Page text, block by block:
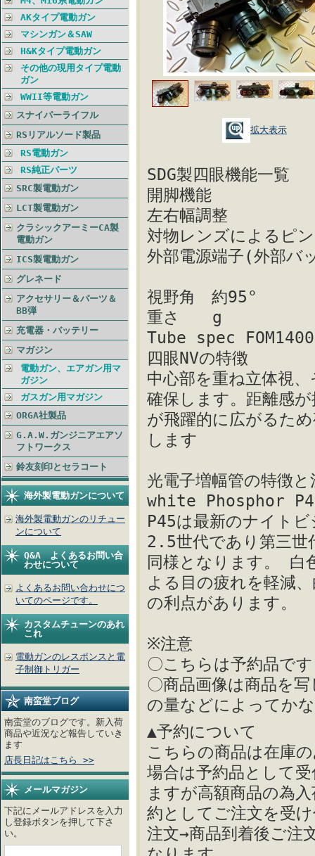
AKタイプ電動ガン
マシンガン＆SAW
H&Kタイプ電動ガン
その他の現用タイプ電動
ガン
WWII等電動ガン
スナイパーライフル
RSリアルソード製品
RS電動ガン
RS純正パーツ
SRC製電動ガン
LCT製電動ガン
クラシックアーミーCA製
電動ガン
ICS製電動ガン
グレネード
アクセサリー＆パーツ＆
BB弾
充電器・バッテリー
マガジン
電動ガン、エアガン用マ
ガジン
ガスガン用マガジン
ORGA社製品
G.A.W.ガンジニアエアソ
フトワークス
鈴友刻印とセラコート
海外製電動ガンについて
海外製電動ガンのリチュー
ンについて
Q&A よくあるお問い合
わせについて
よくあるお問い合わせにつ
いてのページです。
カスタムチューンのあれ
これ
電動ガンのレスポンスと電
子制御トリガー
南蛮堂ブログ
南蛮堂のブログです。新入荷
商品や近況など報告していき
ます
店長日記はこちら >>
メールマガジン
下記にメールアドレスを入力
し登録ボタンを押して下さ
い。
拡大表示
SDG製四眼機能一覧
開脚機能
左右幅調整
対物レンズによるピ
外部電源端子(外部バ
視野角 約95°
重さ g
Tube spec
四眼NVの特徴
中心部を重ね立体視
確保します。距離感
が飛躍的に広がるた
します
光電子増幅管の特徴と
white Phosphor
P45は最新のナイト
2.5世代であり第三世
同様となります。 白
よる目の疲れを軽減
の利点があります。
※注意
〇こちらは予約品です
〇商品画像は商品を
の量などによってか
▲予約について
こちらの商品は在庫
場合は予約品として
ますが高額商品の為
約としてご注文を受
注文→商品到着後ご注